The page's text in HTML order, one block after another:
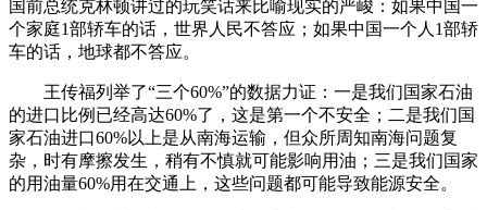
国前总统克林顿讲过的玩笑话来比喻现实的严峻：如果中国一
个家庭1部轿车的话，世界人民不答应；如果中国一个人1部轿
车的话，地球都不答应。
王传福列举了“三个60%”的数据力证：一是我们国家石油
的进口比例已经高达60%了，这是第一个不安全；二是我们国
家石油进口60%以上是从南海运输，但众所周知南海问题复
杂，时有摩擦发生，稍有不慎就可能影响用油；三是我们国家
的用油量60%用在交通上，这些问题都可能导致能源安全。